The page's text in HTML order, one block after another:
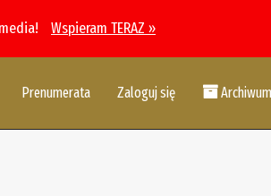
Wspieram TERAZ »
Prenumerata Zaloguj się Archiwum